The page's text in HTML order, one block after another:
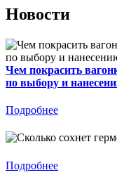
Новости
Чем покрасить
по выбору и
Подробнее
Подробнее